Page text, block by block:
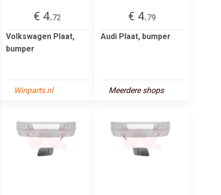
€ 4.72
Volkswagen Plaat,
bumper
Winparts.nl
€ 4.79
Audi Plaat, bumper
Meerdere shops